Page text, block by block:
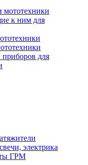
мототехники
к ним для
приборов для
электрика
ГРМ